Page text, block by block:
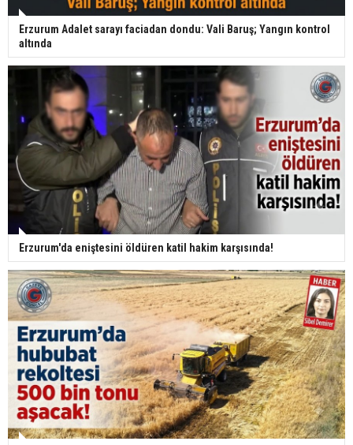
Erzurum Adalet sarayı faciadan dondu: Vali Baruş; Yangın kontrol
altında
Erzurum'da eniştesini öldüren katil hakim karşısında!